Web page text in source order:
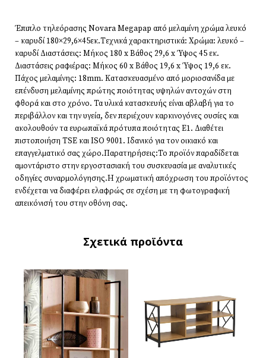
Έπιπλο τηλεόρασης Novara Megapap από μελαμίνη χρώμα λευκό
– καρυδί 180×29,6×45εκ.Τεχνικά χαρακτηριστικά: Χρώμα: λευκό –
καρυδί Διαστάσεις: Μήκος 180 x Βάθος 29,6 x Ύψος 45 εκ.
Διαστάσεις ραφιέρας: Μήκος 60 x Βάθος 19,6 x Ύψος 19,6 εκ.
Πάχος μελαμίνης: 18mm. Κατασκευασμένο από μοριοσανίδα με
επένδυση μελαμίνης πρώτης ποιότητας υψηλών αντοχών στη
φθορά και στο χρόνο. Τα υλικά κατασκευής είναι αβλαβή για το
περιβάλλον και την υγεία, δεν περιέχουν καρκινογόνες ουσίες και
ακολουθούν τα ευρωπαϊκά πρότυπα ποιότητας Ε1. Διαθέτει
πιστοποιήση TSE και ISO 9001. Ιδανικό για τον οικιακό και
επαγγελματικό σας χώρο.Παρατηρήσεις:Το προϊόν παραδίδεται
αμοντάριστο στην εργοστασιακή του συσκευασία με αναλυτικές
οδηγίες συναρμολόγησης.Η χρωματική απόχρωση του προϊόντος
ενδέχεται να διαφέρει ελαφρώς σε σχέση με τη φωτογραφική
απεικόνισή του στην οθόνη σας.
Σχετικά προϊόντα